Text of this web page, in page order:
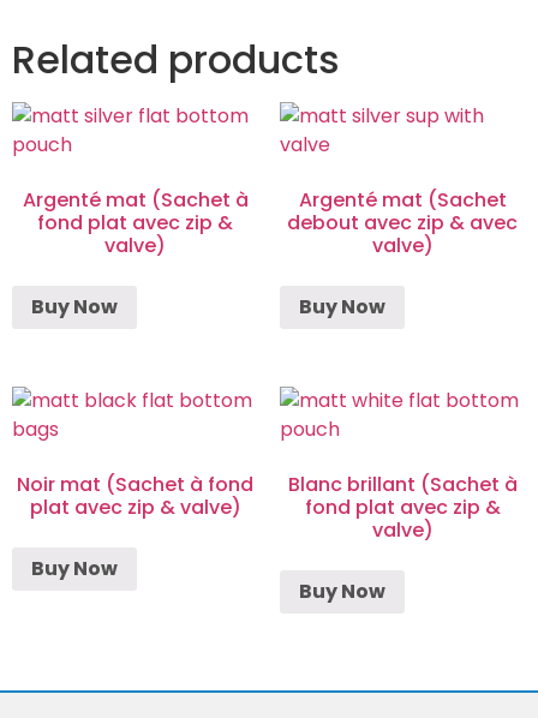
Related products
Argenté mat (Sachet à
fond plat avec zip &
valve)
Buy Now
Argenté mat (Sachet
debout avec zip & avec
valve)
Buy Now
Noir mat (Sachet à fond
plat avec zip & valve)
Buy Now
Blanc brillant (Sachet à
fond plat avec zip &
valve)
Buy Now